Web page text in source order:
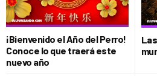
¡Bienvenido el Año del Perro!
Conoce lo que traerá este
nuevo año